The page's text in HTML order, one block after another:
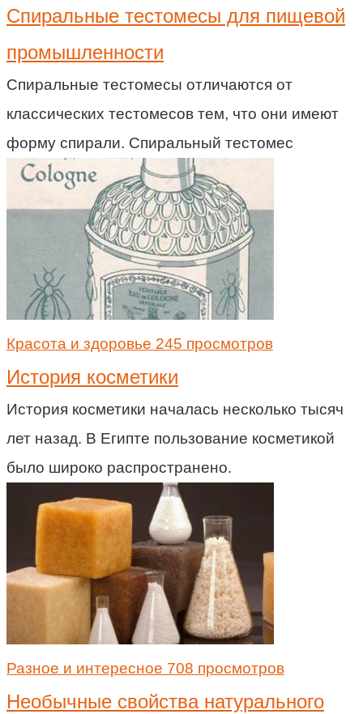
Спиральные тестомесы для пищевой
промышленности
Спиральные тестомесы отличаются от
классических тестомесов тем, что они имеют
форму спирали. Спиральный тестомес
Красота и здоровье 245 просмотров
История косметики
История косметики началась несколько тысяч
лет назад. В Египте пользование косметикой
было широко распространено.
Разное и интересное 708 просмотров
Необычные свойства натурального